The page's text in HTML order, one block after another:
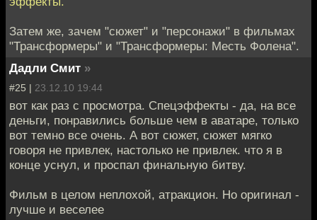
Затем же, зачем "сюжет" и "персонажи" в фильмах
"Трансформеры" и "Трансформеры: Месть Фолена".
Дадли Смит »
#25 | 23.12.10 19:44
вот как раз с просмотра. Спецэффекты - да, на все
деньги, понравились больше чем в аватаре, только
вот темно все очень. А вот сюжет, сюжет мягко
говоря не привлек, настолько не привлек. что я в
конце уснул, и проспал финальную битву.
Фильм в целом неплохой, атракцион. Но оригинал -
лучше и веселее